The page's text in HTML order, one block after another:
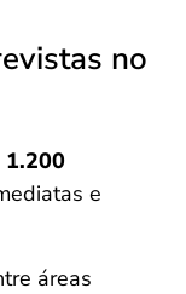
no
1.200
e
áreas